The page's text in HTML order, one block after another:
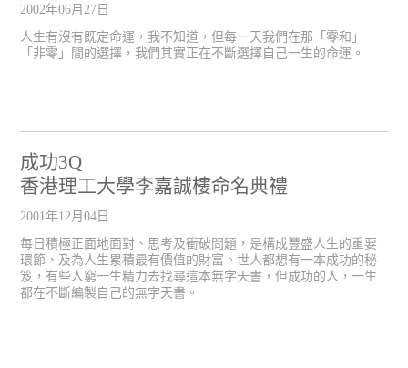
2002年06月27日
人生有沒有既定命運，我不知道，但每一天我們在那「零和」
「非零」間的選擇，我們其實正在不斷選擇自己一生的命運。
成功3Q
香港理工大學李嘉誠樓命名典禮
2001年12月04日
每日積極正面地面對、思考及衝破問題，是構成豐盛人生的重要
環節，及為人生累積最有價值的財富。世人都想有一本成功的秘
笈，有些人窮一生精力去找尋這本無字天書，但成功的人，一生
都在不斷編製自己的無字天書。